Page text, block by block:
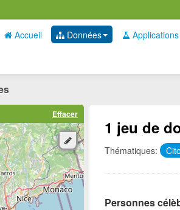
Accueil Données Applications
1 jeu de
Thématiques:
Personnes
Effacer